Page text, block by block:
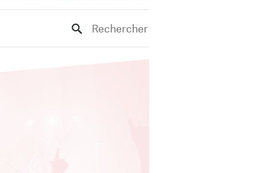
Rechercher